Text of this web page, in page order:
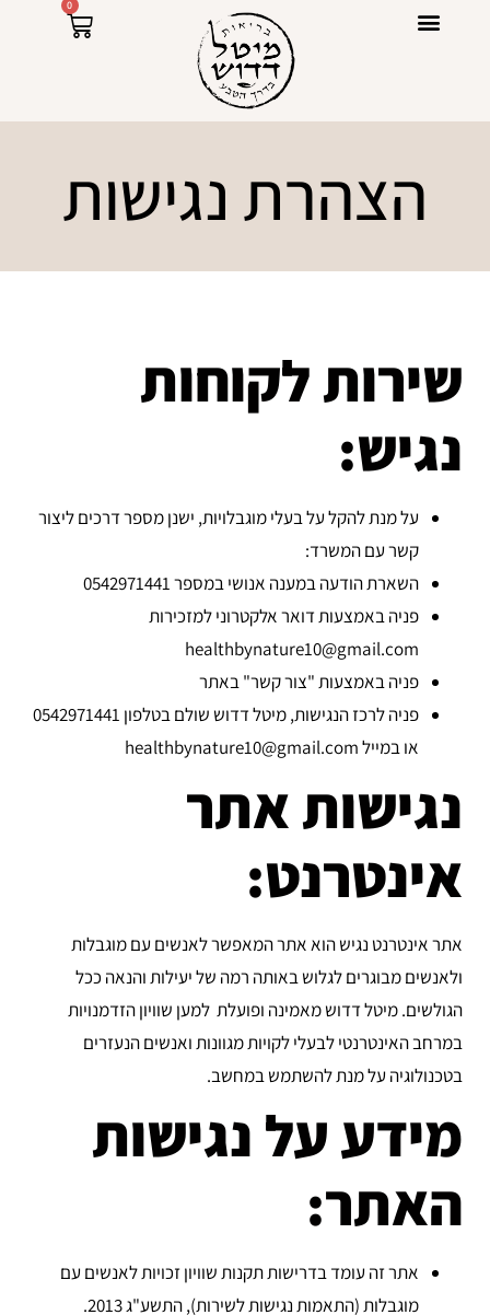
0
הצהרת נגישות
שירות לקוחות
נגיש:
על מנת להקל על בעלי מוגבלויות, ישנן מספר דרכים ליצור
קשר עם המשרד:
השארת הודעה במענה אנושי במספר 0542971441
פניה באמצעות דואר אלקטרוני למזכירות
healthbynature10@gmail.com
פניה באמצעות "צור קשר" באתר
פניה לרכז הנגישות, מיטל דדוש שולם בטלפון 0542971441
או במייל healthbynature10@gmail.com
נגישות אתר
אינטרנט:
אתר אינטרנט נגיש הוא אתר המאפשר לאנשים עם מוגבלות
ולאנשים מבוגרים לגלוש באותה רמה של יעילות והנאה ככל
הגולשים. מיטל דדוש מאמינה ופועלת למען שוויון הזדמנויות
במרחב האינטרנטי לבעלי לקויות מגוונות ואנשים הנעזרים
בטכנולוגיה על מנת להשתמש במחשב.
מידע על נגישות
האתר:
אתר זה עומד בדרישות תקנות שוויון זכויות לאנשים עם
מוגבלות (התאמות נגישות לשירות), התשע"ג 2013.